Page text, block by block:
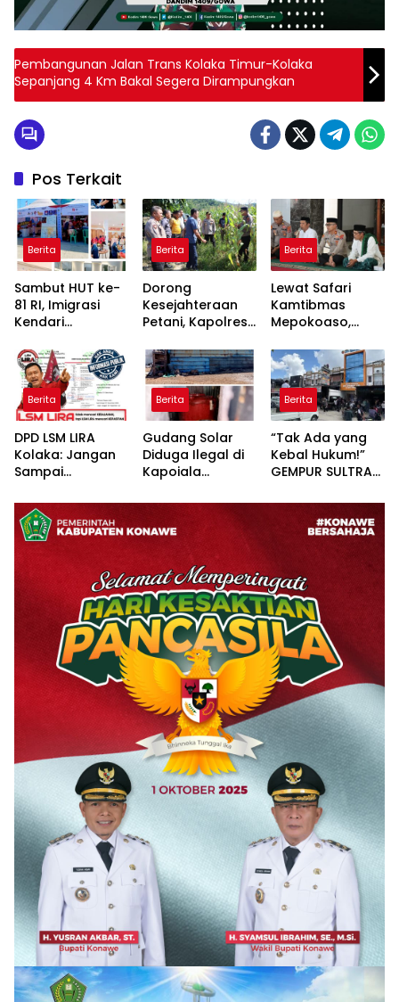
Pembangunan Jalan Trans Kolaka Timur-Kolaka
Sepanjang 4 Km Bakal Segera Dirampungkan
Pos Terkait
Berita
Sambut HUT ke-
81 RI, Imigrasi
Kendari
Bareng Pemkab
Konawe dan BPR
Bahteramas
Adakan Baksos
Berita
Dorong
Kesejahteraan
Petani, Kapolres
Langsung ke
Lahan Jagung
Desa Walay
Berita
Lewat Safari
Kamtibmas
Mepokoaso,
Serap Aspirasi
Masyarakat
Padangguni
Berita
DPD LSM LIRA
Kolaka: Jangan
Sampai
Publik Dibalas
Laporan,
Sementara
Substansi
Hukumnya Tidak
Pernah
Dijelaskan
Secara Terbuka
Berita
Gudang Solar
Diduga Ilegal di
Kapoiala
Dilaporkan ke
Lembaga Hukum
Berita
“Tak Ada yang
Kebal Hukum!”
GEMPUR SULTRA
Fajar S Tanawali
dan PT
Tadisangka, Siap
Kuasai Lahan
Puuwatu